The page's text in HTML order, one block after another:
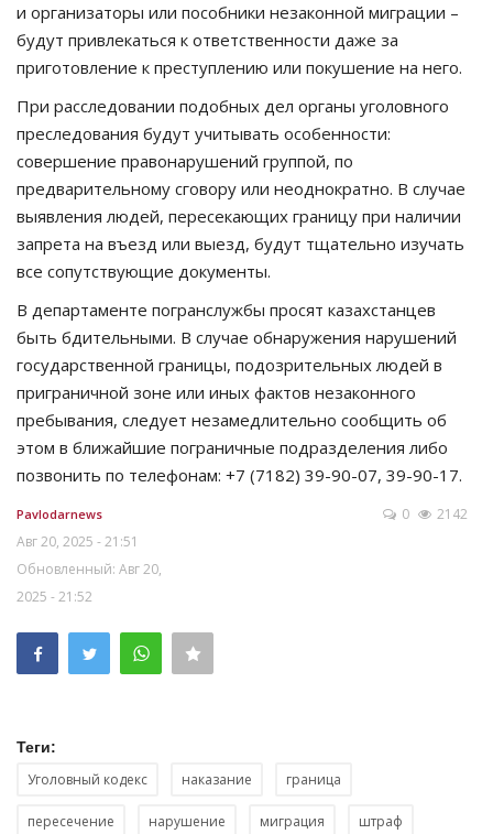
и организаторы или пособники незаконной миграции –
будут привлекаться к ответственности даже за
приготовление к преступлению или покушение на него.
При расследовании подобных дел органы уголовного
преследования будут учитывать особенности:
совершение правонарушений группой, по
предварительному сговору или неоднократно. В случае
выявления людей, пересекающих границу при наличии
запрета на въезд или выезд, будут тщательно изучать
все сопутствующие документы.
В департаменте погранслужбы просят казахстанцев
быть бдительными. В случае обнаружения нарушений
государственной границы, подозрительных людей в
приграничной зоне или иных фактов незаконного
пребывания, следует незамедлительно сообщить об
этом в ближайшие пограничные подразделения либо
позвонить по телефонам: +7 (7182) 39-90-07, 39-90-17.
Pavlodarnews
Авг 20, 2025 - 21:51
Обновленный: Авг 20,
2025 - 21:52
0 2142
Теги:
Уголовный кодекс наказание граница
пересечение нарушение миграция штраф